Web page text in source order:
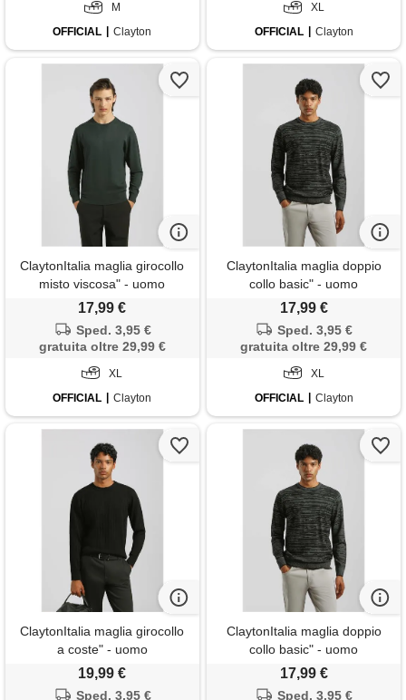
M
OFFICIAL
Clayton
XL
OFFICIAL
Clayton
ClaytonItalia maglia girocollo
misto viscosa" - uomo
17,99 €
Sped. 3,95 €
gratuita oltre 29,99 €
XL
OFFICIAL
Clayton
ClaytonItalia maglia doppio
collo basic" - uomo
17,99 €
Sped. 3,95 €
gratuita oltre 29,99 €
XL
OFFICIAL
Clayton
ClaytonItalia maglia girocollo
a coste" - uomo
19,99 €
Sped. 3,95 €
ClaytonItalia maglia doppio
collo basic" - uomo
17,99 €
Sped. 3,95 €